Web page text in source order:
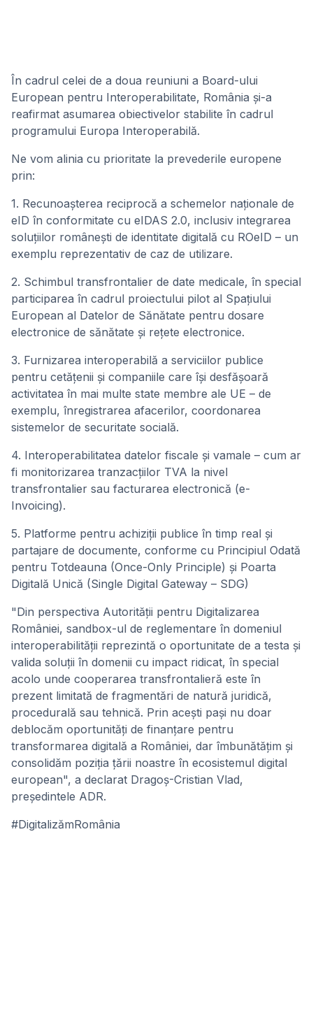
În cadrul celei de a doua reuniuni a Board-ului
European pentru Interoperabilitate, România și-a
reafirmat asumarea obiectivelor stabilite în cadrul
programului Europa Interoperabilă.
Ne vom alinia cu prioritate la prevederile europene
prin:
1. Recunoașterea reciprocă a schemelor naționale de
eID în conformitate cu eIDAS 2.0, inclusiv integrarea
soluțiilor românești de identitate digitală cu ROeID – un
exemplu reprezentativ de caz de utilizare.
2. Schimbul transfrontalier de date medicale, în special
participarea în cadrul proiectului pilot al Spațiului
European al Datelor de Sănătate pentru dosare
electronice de sănătate și rețete electronice.
3. Furnizarea interoperabilă a serviciilor publice
pentru cetățenii și companiile care își desfășoară
activitatea în mai multe state membre ale UE – de
exemplu, înregistrarea afacerilor, coordonarea
sistemelor de securitate socială.
4. Interoperabilitatea datelor fiscale și vamale – cum ar
fi monitorizarea tranzacțiilor TVA la nivel
transfrontalier sau facturarea electronică (e-
Invoicing).
5. Platforme pentru achiziții publice în timp real și
partajare de documente, conforme cu Principiul Odată
pentru Totdeauna (Once-Only Principle) și Poarta
Digitală Unică (Single Digital Gateway – SDG)
"Din perspectiva Autorității pentru Digitalizarea
României, sandbox-ul de reglementare în domeniul
interoperabilității reprezintă o oportunitate de a testa și
valida soluții în domenii cu impact ridicat, în special
acolo unde cooperarea transfrontalieră este în
prezent limitată de fragmentări de natură juridică,
procedurală sau tehnică. Prin acești pași nu doar
deblocăm oportunități de finanțare pentru
transformarea digitală a României, dar îmbunătățim și
consolidăm poziția țării noastre în ecosistemul digital
european", a declarat Dragoș-Cristian Vlad,
președintele ADR.
#DigitalizămRomânia